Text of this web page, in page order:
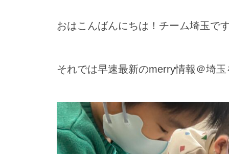
おはこんばんにちは！チーム埼玉で
それでは早速最新のmerry情報＠埼